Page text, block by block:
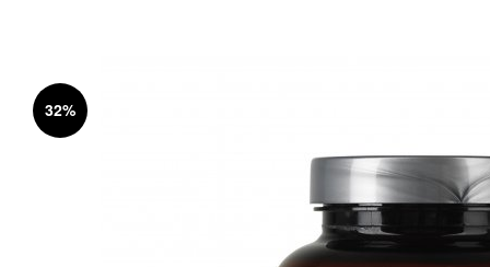
Varen er nu i kurven ✔
Vi anbefaler dig disse
32%